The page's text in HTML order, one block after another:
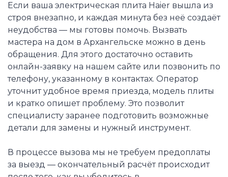
Если ваша электрическая плита Haier вышла из
строя внезапно, и каждая минута без неё создаёт
неудобства — мы готовы помочь. Вызвать
мастера на дом в Архангельске можно в день
обращения. Для этого достаточно оставить
онлайн-заявку на нашем сайте или позвонить по
телефону, указанному в контактах. Оператор
уточнит удобное время приезда, модель плиты
и кратко опишет проблему. Это позволит
специалисту заранее подготовить возможные
детали для замены и нужный инструмент.
В процессе вызова мы не требуем предоплаты
за выезд — окончательный расчёт происходит